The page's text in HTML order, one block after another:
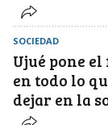
SOCIEDAD
Ujué pone el
en todo lo
dejar en la